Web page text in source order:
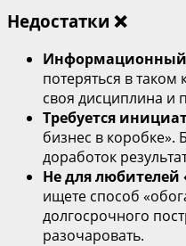
Недостатки ❌
Информационный
потеряться в
своя дисциплина и
Требуется
бизнес в коробке».
доработок
Не для любителей
ищете способ
долгосрочного
разочаровать.